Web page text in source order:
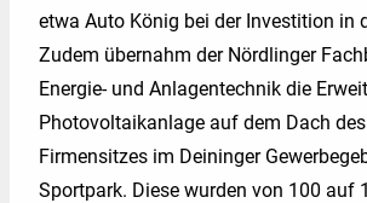
etwa Auto König bei der Investition in
Zudem übernahm der Nördlinger
Energie- und Anlagentechnik die
Photovoltaikanlage auf dem Dach
Firmensitzes im Deininger
Sportpark. Diese wurden von 100 auf